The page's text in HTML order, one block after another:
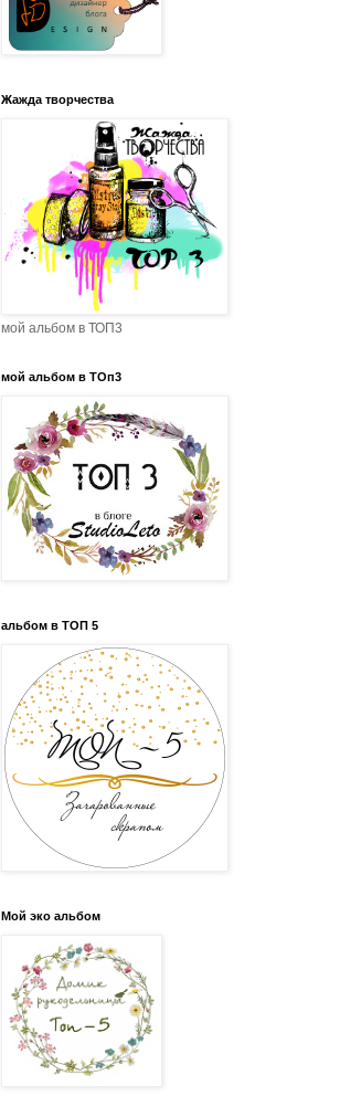
Жажда творчества
мой альбом в ТОП3
мой альбом в ТОп3
альбом в ТОП 5
Мой эко альбом